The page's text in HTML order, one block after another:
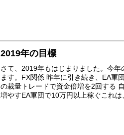
2019年の目標
さて、2019年もはじまりました。今
ます。FX関係 昨年に引き続き、EA軍
の裁量トレードで資金倍増を2回する
増やすEA軍団で10万円以上稼ぐこれは